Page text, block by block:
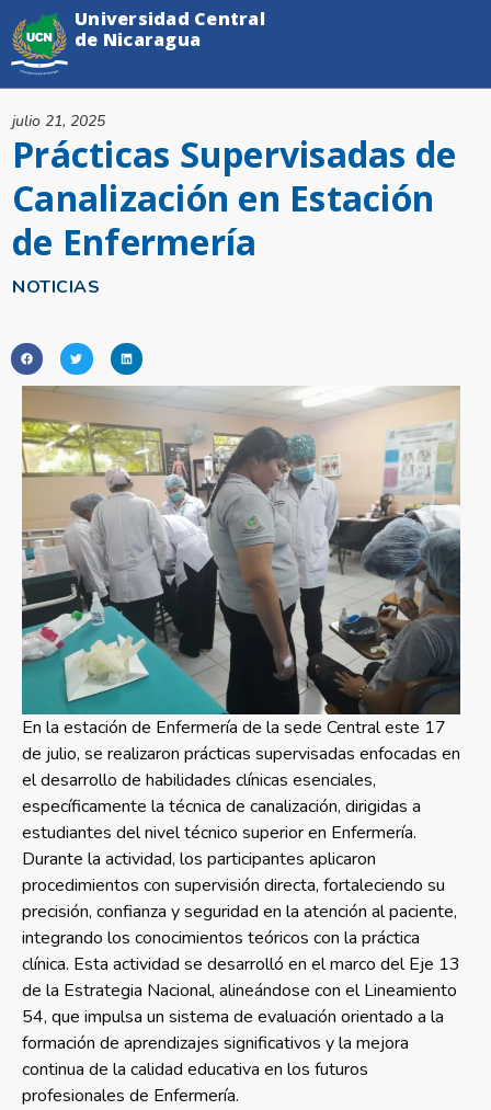
NOTICIAS
Prácticas Supervisadas de
Canalización en Estación
de Enfermería
julio 21, 2025
Universidad Central
de Nicaragua
En la estación de Enfermería de la sede Central este 17
de julio, se realizaron prácticas supervisadas enfocadas en
el desarrollo de habilidades clínicas esenciales,
específicamente la técnica de canalización, dirigidas a
estudiantes del nivel técnico superior en Enfermería.
Durante la actividad, los participantes aplicaron
procedimientos con supervisión directa, fortaleciendo su
precisión, confianza y seguridad en la atención al paciente,
integrando los conocimientos teóricos con la práctica
clínica. Esta actividad se desarrolló en el marco del Eje 13
de la Estrategia Nacional, alineándose con el Lineamiento
54, que impulsa un sistema de evaluación orientado a la
formación de aprendizajes significativos y la mejora
continua de la calidad educativa en los futuros
profesionales de Enfermería.